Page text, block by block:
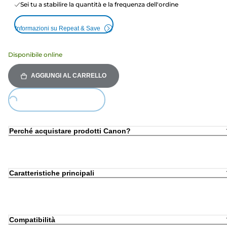
Sei tu a stabilire la quantità e la frequenza dell'ordine
Informazioni su Repeat & Save
Disponibile online
AGGIUNGI AL CARRELLO
Loading...
Perché acquistare prodotti Canon?
Caratteristiche principali
Compatibilità